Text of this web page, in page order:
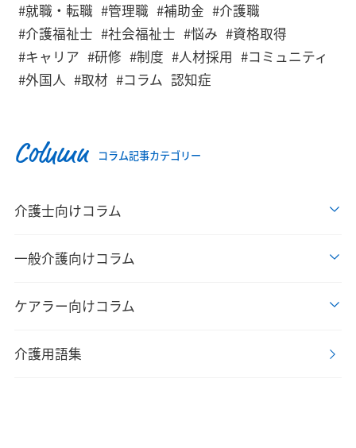
#就職・転職 #管理職 #補助金 #介護職
#介護福祉士 #社会福祉士 #悩み #資格取得
#キャリア #研修 #制度 #人材採用 #コミュニティ
#外国人 #取材 #コラム 認知症
Column コラム記事カテゴリー
介護士向けコラム
一般介護向けコラム
ケアラー向けコラム
介護用語集